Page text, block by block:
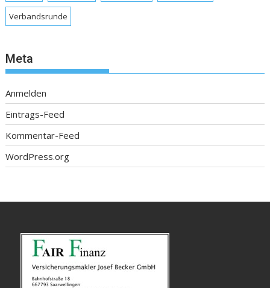
Verbandsrunde
Meta
Anmelden
Eintrags-Feed
Kommentar-Feed
WordPress.org